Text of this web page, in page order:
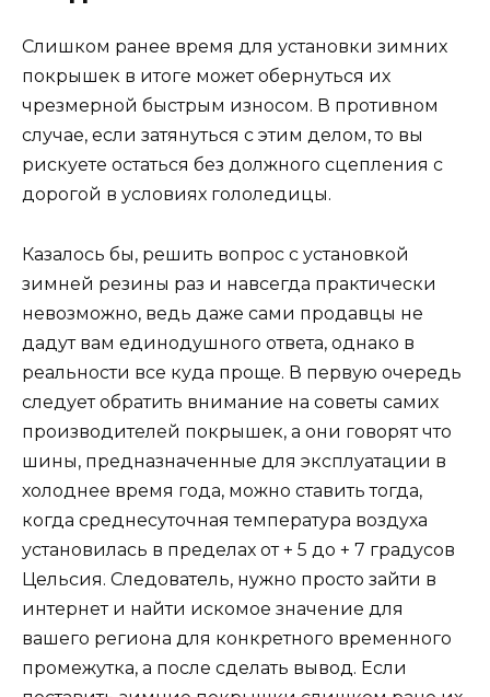
Слишком ранее время для установки зимних
покрышек в итоге может обернуться их
чрезмерной быстрым износом. В противном
случае, если затянуться с этим делом, то вы
рискуете остаться без должного сцепления с
дорогой в условиях гололедицы.
Казалось бы, решить вопрос с установкой
зимней резины раз и навсегда практически
невозможно, ведь даже сами продавцы не
дадут вам единодушного ответа, однако в
реальности все куда проще. В первую очередь
следует обратить внимание на советы самих
производителей покрышек, а они говорят что
шины, предназначенные для эксплуатации в
холоднее время года, можно ставить тогда,
когда среднесуточная температура воздуха
установилась в пределах от + 5 до + 7 градусов
Цельсия. Следователь, нужно просто зайти в
интернет и найти искомое значение для
вашего региона для конкретного временного
промежутка, а после сделать вывод. Если